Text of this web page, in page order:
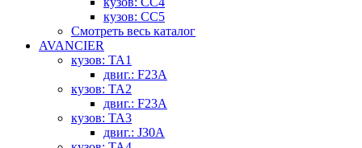
кузов: CC5
Смотреть весь каталог
AVANCIER
кузов: TA1
двиг.: F23A
кузов: TA2
двиг.: F23A
кузов: TA3
двиг.: J30A